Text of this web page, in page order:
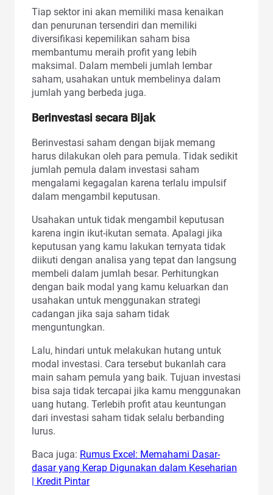
Tiap sektor ini akan memiliki masa kenaikan
dan penurunan tersendiri dan memiliki
diversifikasi kepemilikan saham bisa
membantumu meraih profit yang lebih
maksimal. Dalam membeli jumlah lembar
saham, usahakan untuk membelinya dalam
jumlah yang berbeda juga.
Berinvestasi secara Bijak
Berinvestasi saham dengan bijak memang
harus dilakukan oleh para pemula. Tidak sedikit
jumlah pemula dalam investasi saham
mengalami kegagalan karena terlalu impulsif
dalam mengambil keputusan.
Usahakan untuk tidak mengambil keputusan
karena ingin ikut-ikutan semata. Apalagi jika
keputusan yang kamu lakukan ternyata tidak
diikuti dengan analisa yang tepat dan langsung
membeli dalam jumlah besar. Perhitungkan
dengan baik modal yang kamu keluarkan dan
usahakan untuk menggunakan strategi
cadangan jika saja saham tidak
menguntungkan.
Lalu, hindari untuk melakukan hutang untuk
modal investasi. Cara tersebut bukanlah cara
main saham pemula yang baik. Tujuan investasi
bisa saja tidak tercapai jika kamu menggunakan
uang hutang. Terlebih profit atau keuntungan
dari investasi saham tidak selalu berbanding
lurus.
Baca juga: Rumus Excel: Memahami Dasar-
dasar yang Kerap Digunakan dalam Keseharian
| Kredit Pintar